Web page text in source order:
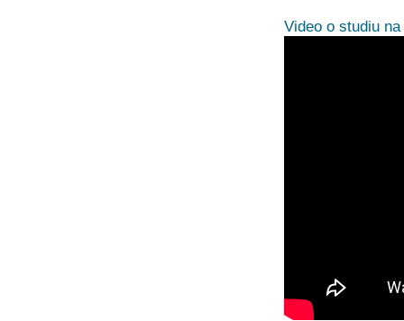
Video o studiu